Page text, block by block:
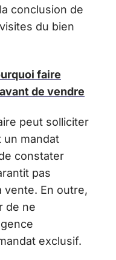
conclusion de
du bien
faire
de vendre
peut solliciter
un mandat
constater
pas
En outre,
de ne
exclusif.